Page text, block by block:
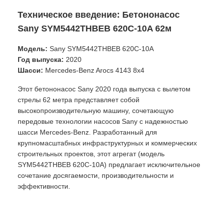
Техническое введение: Бетононасос
Sany SYM5442THBEB 620C-10A 62м
Модель: Sany SYM5442THBEB 620C-10A
Год выпуска: 2020
Шасси: Mercedes-Benz Arocs 4143 8x4
Этот бетононасос Sany 2020 года выпуска с вылетом
стрелы 62 метра представляет собой
высокопроизводительную машину, сочетающую
передовые технологии насосов Sany с надежностью
шасси Mercedes-Benz. Разработанный для
крупномасштабных инфраструктурных и коммерческих
строительных проектов, этот агрегат (модель
SYM5442THBEB 620C-10A) предлагает исключительное
сочетание досягаемости, производительности и
эффективности.